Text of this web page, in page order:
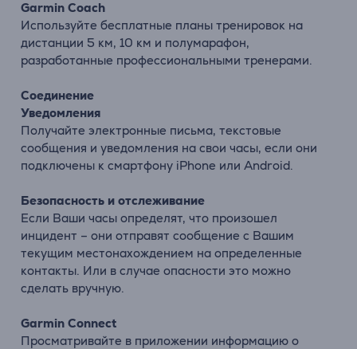
Garmin Coach
Используйте бесплатные планы тренировок на
дистанции 5 км, 10 км и полумарафон,
разработанные профессиональными тренерами.
Соединение
Уведомления
Получайте электронные письма, текстовые
сообщения и уведомления на свои часы, если они
подключены к смартфону iPhone или Android.
Безопасность и отслеживание
Если Ваши часы определят, что произошел
инцидент – они отправят сообщение с Вашим
текущим местонахождением на определенные
контакты. Или в случае опасности это можно
сделать вручную.
Garmin Connect
Просматривайте в приложении информацию о